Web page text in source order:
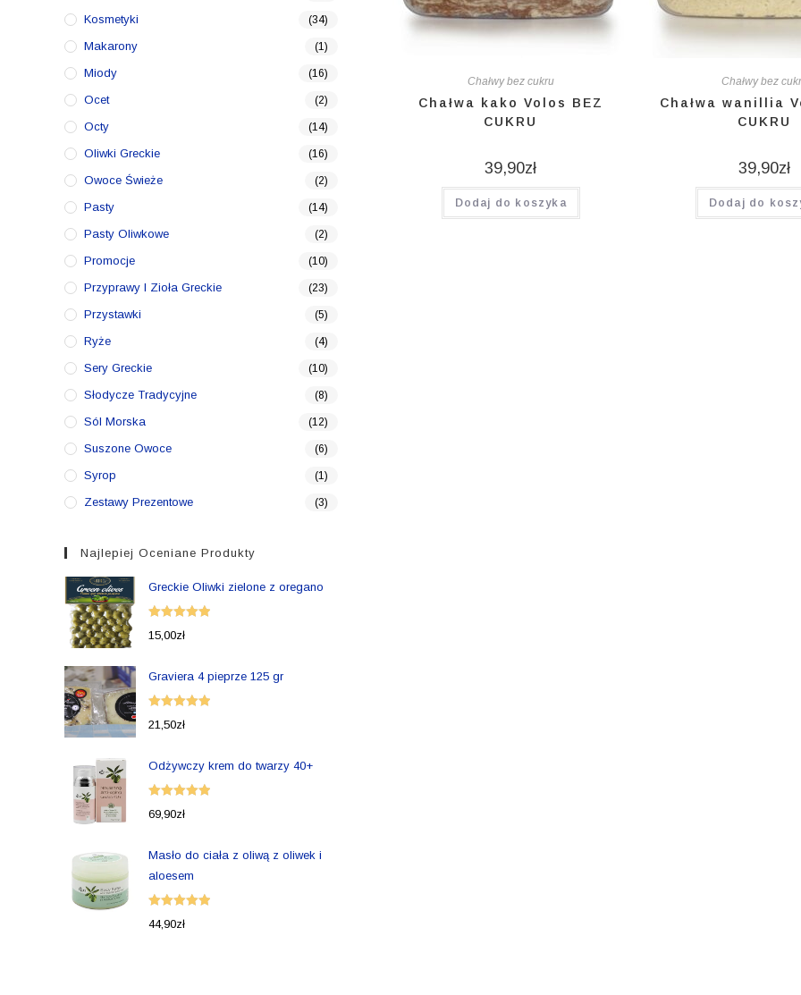
Chałwy bez cukru
Chałwa kako Volos BEZ
CUKRU
39,90zł
Dodaj do koszyka
Chałwy bez
Chałwa wanillia
CUKRU
39,90zł
Dodaj do
Kosmetyki (34)
Makarony (1)
Miody (16)
Ocet (2)
Octy (14)
Oliwki Greckie (16)
Owoce Świeże (2)
Pasty (14)
Pasty Oliwkowe (2)
Promocje (10)
Przyprawy I Zioła Greckie (23)
Przystawki (5)
Ryże (4)
Sery Greckie (10)
Słodycze Tradycyjne (8)
Sól Morska (12)
Suszone Owoce (6)
Syrop (1)
Zestawy Prezentowe (3)
Najlepiej Oceniane Produkty
Greckie Oliwki zielone z oregano
Oceniono
15,00zł
Graviera 4 pieprze 125 gr
Oceniono
21,50zł
Odżywczy krem do twarzy 40+
Oceniono
69,90zł
Masło do ciała z oliwą z oliwek i
aloesem
Oceniono
44,90zł